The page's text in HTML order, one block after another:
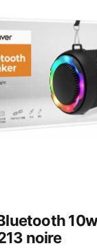
10w
noire